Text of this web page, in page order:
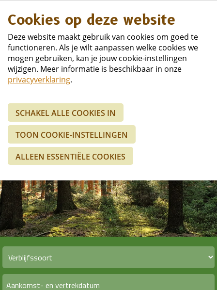
Cookies op deze website
Deze website maakt gebruik van cookies om goed te
functioneren. Als je wilt aanpassen welke cookies we
mogen gebruiken, kan je jouw cookie-instellingen
wijzigen. Meer informatie is beschikbaar in onze
privacyverklaring.
SCHAKEL ALLE COOKIES IN
TOON COOKIE-INSTELLINGEN
ALLEEN ESSENTIËLE COOKIES